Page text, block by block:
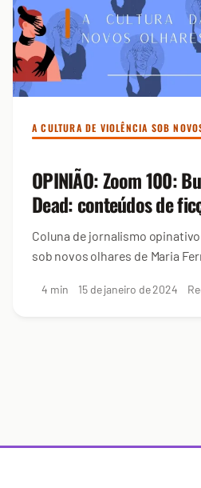
A CULTURA DE VIOLÊNCIA SOB
OPINIÃO: Zoom 100:
Dead: conteúdos de
na verdade uma fuga
Coluna de jornalismo
sob novos olhares de Maria
4 min 15 de janeiro de 2024